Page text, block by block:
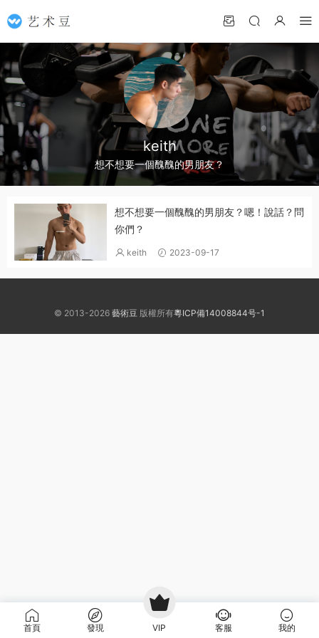
keith
想不想要一個醜醜的男朋友？
想不想要一個醜醜的男朋友？嗯！說話？問
你們？
keith 2023-09-17
© 2013-2026 藝術豆 版權所有粵ICP備14008844号-1
首頁 發現 VIP 客服 我的